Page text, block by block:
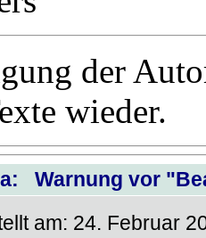
der
wieder.
Warnung vor
am: 24.